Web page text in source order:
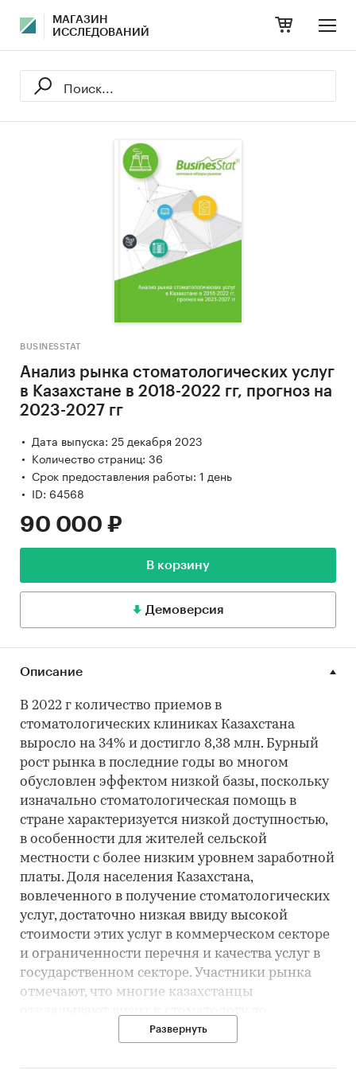
МАГАЗИН
ИССЛЕДОВАНИЙ
BUSINESSTAT
Анализ рынка стоматологических услуг
в Казахстане в 2018-2022 гг, прогноз на
2023-2027 гг
Дата выпуска: 25 декабря 2023
Количество страниц: 36
Срок предоставления работы: 1 день
ID: 64568
90 000 ₽
В корзину
Демоверсия
Описание
В 2022 г количество приемов в
стоматологических клиниках Казахстана
выросло на 34% и достигло 8,38 млн. Бурный
рост рынка в последние годы во многом
обусловлен эффектом низкой базы, поскольку
изначально стоматологическая помощь в
стране характеризуется низкой доступностью,
в особенности для жителей сельской
местности с более низким уровнем заработной
платы. Доля населения Казахстана,
вовлеченного в получение стоматологических
услуг, достаточно низкая ввиду высокой
стоимости этих услуг в коммерческом секторе
и ограниченности перечня и качества услуг в
государственном секторе. Участники рынка
отмечают, что многие казахстанцы
последнего, опасаясь как неприятных
Развернуть